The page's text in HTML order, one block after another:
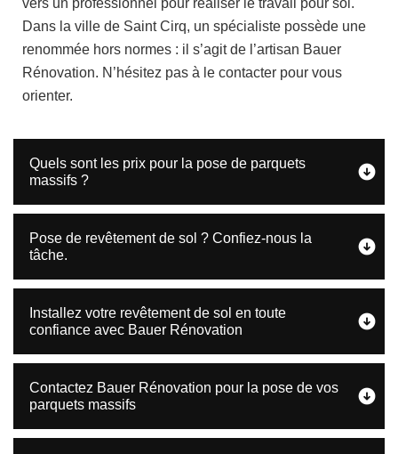
vers un professionnel pour réaliser le travail pour soi.
Dans la ville de Saint Cirq, un spécialiste possède une
renommée hors normes : il s’agit de l’artisan Bauer
Rénovation. N’hésitez pas à le contacter pour vous
orienter.
Quels sont les prix pour la pose de parquets
massifs ?
Pose de revêtement de sol ? Confiez-nous la
tâche.
Installez votre revêtement de sol en toute
confiance avec Bauer Rénovation
Contactez Bauer Rénovation pour la pose de vos
parquets massifs